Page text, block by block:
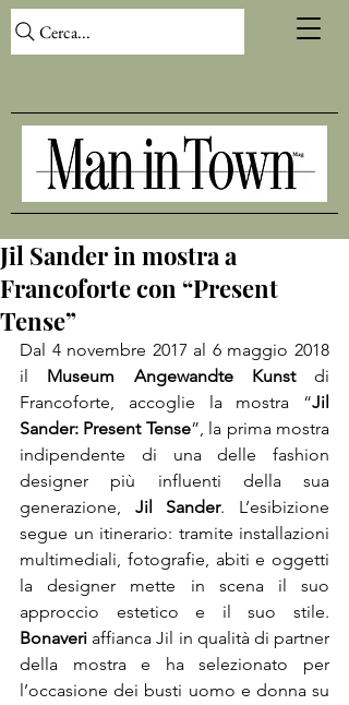
Cerca...
Jil Sander in mostra a
Francoforte con “Present
Tense”
Dal 4 novembre 2017 al 6 maggio 2018
il Museum Angewandte Kunst di
Francoforte, accoglie la mostra “Jil
Sander: Present Tense”, la prima mostra
indipendente di una delle fashion
designer più influenti della sua
generazione, Jil Sander. L’esibizione
segue un itinerario: tramite installazioni
multimediali, fotografie, abiti e oggetti
la designer mette in scena il suo
Bonaveri affianca Jil in qualità di partner
della mostra e ha selezionato per
l’occasione dei busti uomo e donna su